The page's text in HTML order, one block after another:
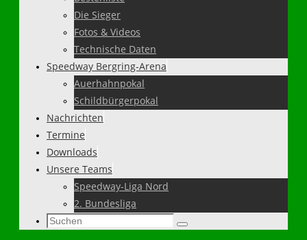
Die Sieger
Fotos & Videos
Technische Daten
Speedway Bergring-Arena
Auerhahnpokal
Schildbürgerpokal
Nachrichten
Termine
Downloads
Unsere Teams
Speedway-Liga Nord
2. Bundesliga
Suchen
Suchen